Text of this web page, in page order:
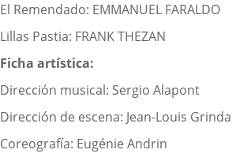
El Remendado: EMMANUEL FARALDO
Lillas Pastia: FRANK THEZAN
Ficha artística:
Dirección musical: Sergio Alapont
Dirección de escena: Jean-Louis Grinda
Coreografía: Eugénie Andrin